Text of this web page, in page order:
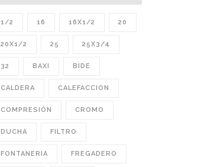
1/2 16 16X1/2 20
20X1/2 25 25X3/4
32 BAXI BIDE
CALDERA CALEFACCION
COMPRESIÓN CROMO
DUCHA FILTRO
FONTANERIA FREGADERO